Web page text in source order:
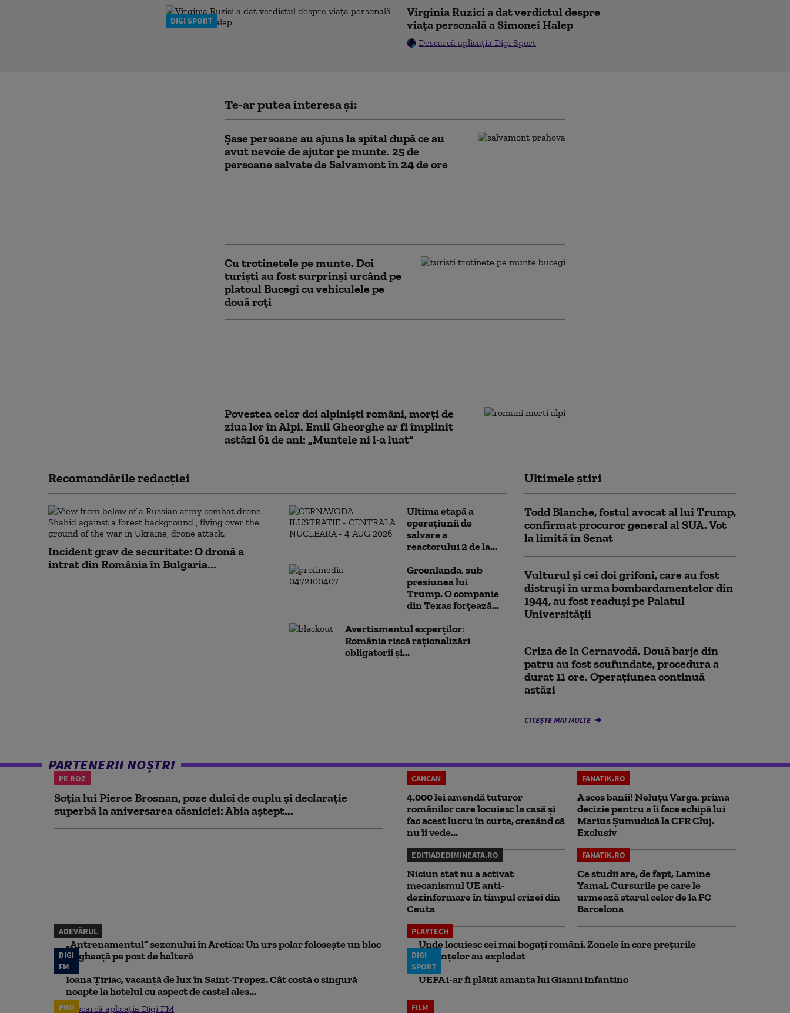
DIGI SPORT
Virginia Ruzici a dat verdictul despre
viața personală a Simonei Halep
Descarcă aplicația Digi Sport
Te-ar putea interesa și:
Șase persoane au ajuns la spital după ce au
avut nevoie de ajutor pe munte. 25 de
persoane salvate de Salvamont în 24 de ore
Cu trotinetele pe munte. Doi
turiști au fost surprinși urcând pe
platoul Bucegi cu vehiculele pe
două roți
Povestea celor doi alpiniști români, morți de
ziua lor în Alpi. Emil Gheorghe ar fi împlinit
astăzi 61 de ani: „Muntele ni l-a luat”
Recomandările redacţiei
Incident grav de securitate: O dronă a
intrat din România în Bulgaria...
Ultima etapă a
operațiunii de
salvare a
reactorului 2 de la...
Groenlanda, sub
presiunea lui
Trump. O companie
din Texas forțează...
Avertismentul experților:
România riscă raționalizări
obligatorii și...
Ultimele știri
Todd Blanche, fostul avocat al lui Trump,
confirmat procuror general al SUA. Vot
la limită în Senat
Vulturul şi cei doi grifoni, care au fost
distruşi în urma bombardamentelor din
1944, au fost readuși pe Palatul
Universității
Criza de la Cernavodă. Două barje din
patru au fost scufundate, procedura a
durat 11 ore. Operațiunea continuă
astăzi
CITEȘTE MAI MULTE
PARTENERII NOȘTRI
PE ROZ
Soția lui Pierce Brosnan, poze dulci de cuplu și declarație
superbă la aniversarea căsniciei: Abia aștept...
CANCAN
4.000 lei amendă tuturor
românilor care locuiesc la casă și
fac acest lucru în curte, crezând că
nu îi vede...
FANATIK.RO
A scos banii! Neluțu Varga, prima
decizie pentru a îi face echipă lui
Marius Șumudică la CFR Cluj.
Exclusiv
EDITIADEDIMINEATA.RO
Niciun stat nu a activat
mecanismul UE anti-
dezinformare în timpul crizei din
Ceuta
FANATIK.RO
Ce studii are, de fapt, Lamine
Yamal. Cursurile pe care le
urmează starul celor de la FC
Barcelona
ADEVĂRUL
„Antrenamentul” sezonului în Arctica: Un urs polar folosește un bloc
de gheață pe post de halteră
PLAYTECH
Unde locuiesc cei mai bogați români. Zonele în care prețurile
locuințelor au explodat
DIGI
FM
Ioana Țiriac, vacanță de lux în Saint-Tropez. Cât costă o singură
noapte la hotelul cu aspect de castel ales...
Descarcă aplicația Digi FM
DIGI
SPORT
UEFA i-ar fi plătit amanta lui Gianni Infantino
PRO FILM